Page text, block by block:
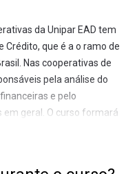
da Unipar EAD tem
que é a o ramo de
Nas cooperativas de
pela análise do
e pelo
geral. O curso formará
dos
diversos ramos,